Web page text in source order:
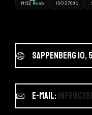
NIS2 Ready ISO 27001
Sappenberg 10,
E-Mail: